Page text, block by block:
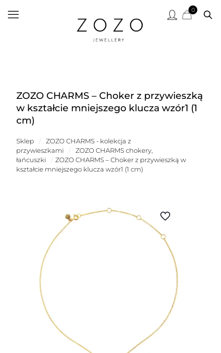
0
ZOZO CHARMS – Choker z przywieszką
w kształcie mniejszego klucza wzór1 (1
cm)
Sklep /
ZOZO CHARMS - kolekcja z
przywieszkami
/
ZOZO CHARMS chokery,
łańcuszki
/ ZOZO CHARMS – Choker z przywieszką w
kształcie mniejszego klucza wzór1 (1 cm)